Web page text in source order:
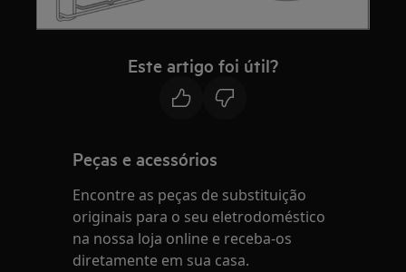
Este artigo foi útil?
Peças e acessórios
Encontre as peças de substituição
originais para o seu eletrodoméstico
na nossa loja online e receba-os
diretamente em sua casa.